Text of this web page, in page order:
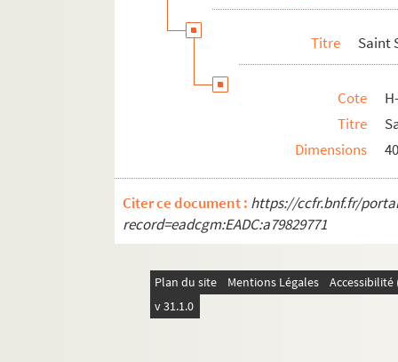
Titre Saint
Cote
Titre
Dimensions
Citer ce document : https://ccfr.bnf.fr/
record=eadcgm:EADC:a79829771
Plan du site Mentions Légales
v 31.1.0